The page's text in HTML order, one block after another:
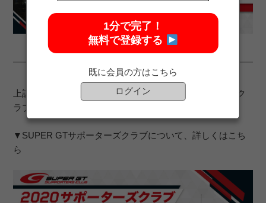
上記ツアーへのお申込みには、SUPER GTサポーターズク
ラブへのご入会が必要です。
▼SUPER GTサポーターズクラブについて、詳しくはこち
ら
1分で完了！
無料で登録する
既に会員の方はこちら
ログイン